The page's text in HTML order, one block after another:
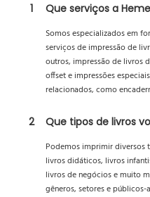
1
Que serviços a
Somos especializados em
serviços de impressão de
outros, impressão de livros
offset e impressões
relacionados, como
2
Que tipos de livros
Podemos imprimir diversos
livros didáticos, livros
livros de negócios e muito
gêneros, setores e públicos-